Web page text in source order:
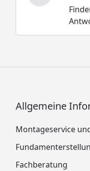
Allgemeine
Montageservice
Fachberatung